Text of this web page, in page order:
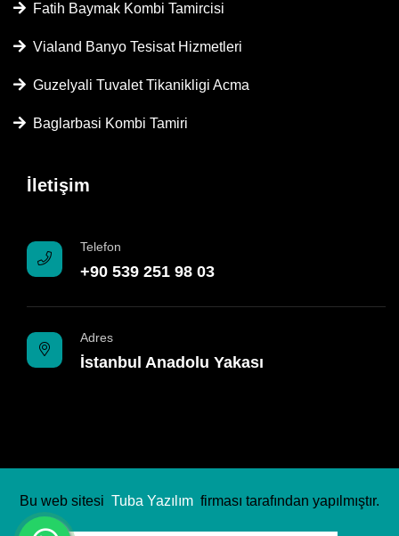
Fatih Baymak Kombi Tamircisi
Vialand Banyo Tesisat Hizmetleri
Guzelyali Tuvalet Tikanikligi Acma
Baglarbasi Kombi Tamiri
İletişim
Telefon
+90 539 251 98 03
Adres
İstanbul Anadolu Yakası
Bu web sitesi Tuba Yazılım firması tarafından yapılmıştır.